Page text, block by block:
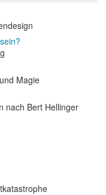
Magie
nach Bert Hellinger